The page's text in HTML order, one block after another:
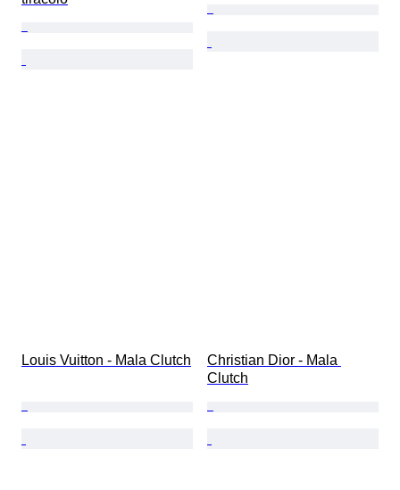
Louis Vuitton - Mala Clutch
Christian Dior - Mala
Clutch